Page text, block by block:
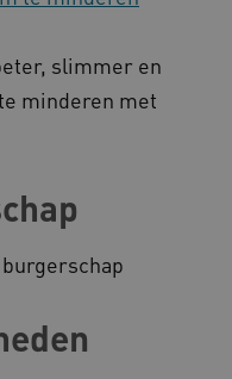
slimmer en
minderen met
Inc.